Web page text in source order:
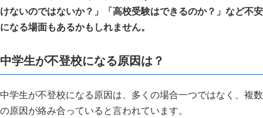
けないのではないか？」「高校受験はできるのか？」など不安
になる場面もあるかもしれません。
中学生が不登校になる原因は？
中学生が不登校になる原因は、多くの場合一つではなく、複数
の原因が絡み合っていると言われています。